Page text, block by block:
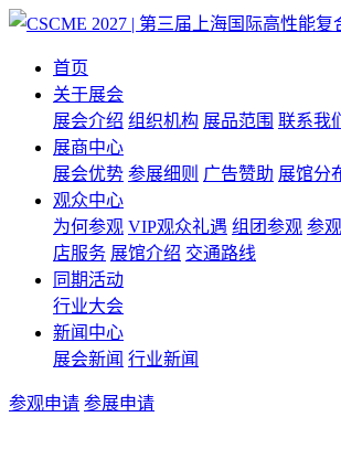
首页
关于展会
展会介绍 组织机构 展品范围 联系我们
展商中心
展会优势 参展细则 广告赞助 展馆分
观众中心
为何参观 VIP观众礼遇 组团参观 参
店服务 展馆介绍 交通路线
同期活动
行业大会
新闻中心
展会新闻 行业新闻
参观申请 参展申请